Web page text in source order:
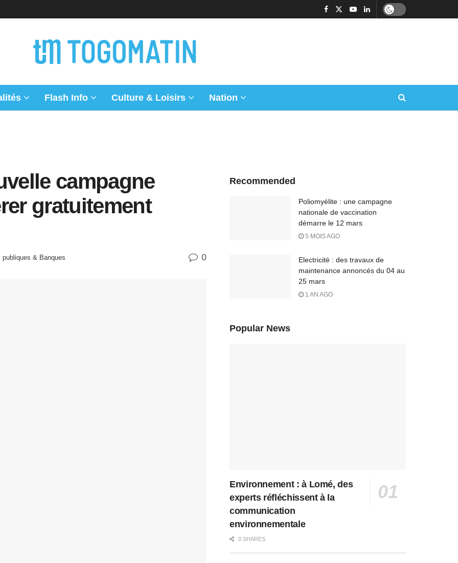
Flash Info Culture & Loisirs Nation
campagne
gratuitement
publiques & Banques 0
Recommended
Poliomyélite : une campagne
nationale de vaccination
démarre le 12 mars
5 MOIS AGO
Electricité : des travaux de
maintenance annoncés du 04 au
25 mars
1 AN AGO
Popular News
Environnement : à Lomé, des
experts réfléchissent à la
communication
environnementale
0 SHARES